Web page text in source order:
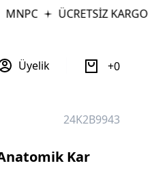
ÜCRETSİZ KARGO
Üyelik 0
24K2B9943
Kar